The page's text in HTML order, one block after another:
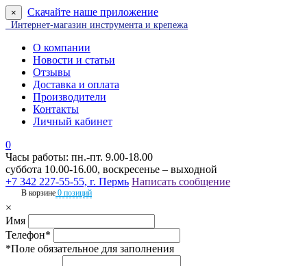
× Скачайте наше приложение
Интернет-магазин инструмента и крепежа
О компании
Новости и статьи
Отзывы
Доставка и оплата
Производители
Контакты
Личный кабинет
0
Часы работы: пн.-пт. 9.00-18.00
суббота 10.00-16.00, воскресенье – выходной
+7 342 227-55-55, г. Пермь Написать сообщение
В корзине 0 позиций
×
Имя
Телефон*
*Поле обязательное для заполнения